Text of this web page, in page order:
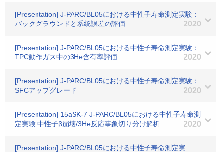
[Presentation] J-PARC/BL05における中性子寿命測定実験：
バックグラウンドと系統誤差の評価
2020
[Presentation] J-PARC/BL05における中性子寿命測定実験：
TPC動作ガス中の3He含有率評価
2020
[Presentation] J-PARC/BL05における中性子寿命測定実験：
SFCアップグレード
2020
[Presentation] 15aSK-7 J-PARC/BL05における中性子寿命測
定実験:中性子β崩壊/3He反応事象切り分け解析
2020
[Presentation] J-PARC/BL05における中性子寿命測定実